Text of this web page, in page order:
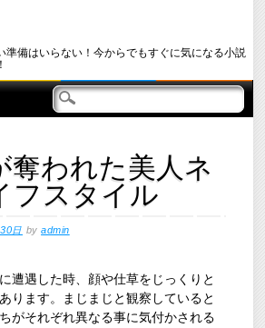
準備はいらない！今からでもすぐに気になる小説
奪われた美人ネ
フスタイル
日 byadmin
遭遇した時、顔や仕草をじっくりと
ります。まじまじと観察していると
がそれぞれ異なる事に気付かされる